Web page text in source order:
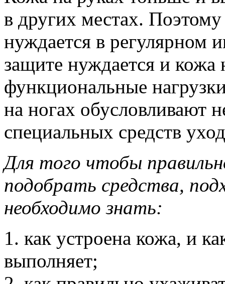
в других местах.
нуждается в регулярном
защите нуждается и кожа
функциональные
на ногах обусловливают
специальных средств
Для того чтобы
подобрать средства,
необходимо знать:
1. как устроена кожа, и
выполняет;